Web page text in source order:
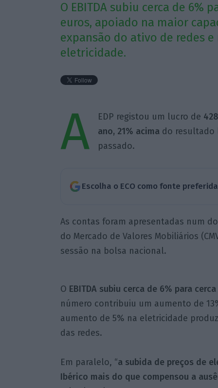
O EBITDA subiu cerca de 6%
euros, apoiado na maior
expansão do ativo de redes
eletricidade.
A EDP registou um lucro de
ano, 21% acimado resultado
passado.
Escolha o ECO como fonte
As contas foram apresentadas num
do Mercado de Valores Mobiliários
sessão na bolsa nacional.
O EBITDA subiu cerca de 6% para
número contribuiu um aumento de
aumento de 5% na eletricidade
das redes.
Em paralelo, “a subida de preços de
Ibérico mais do que compensou a